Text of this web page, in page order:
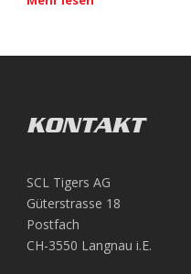
KONTAKT
SCL Tigers AG
Güterstrasse 18
Postfach
CH-3550 Langnau i.E.